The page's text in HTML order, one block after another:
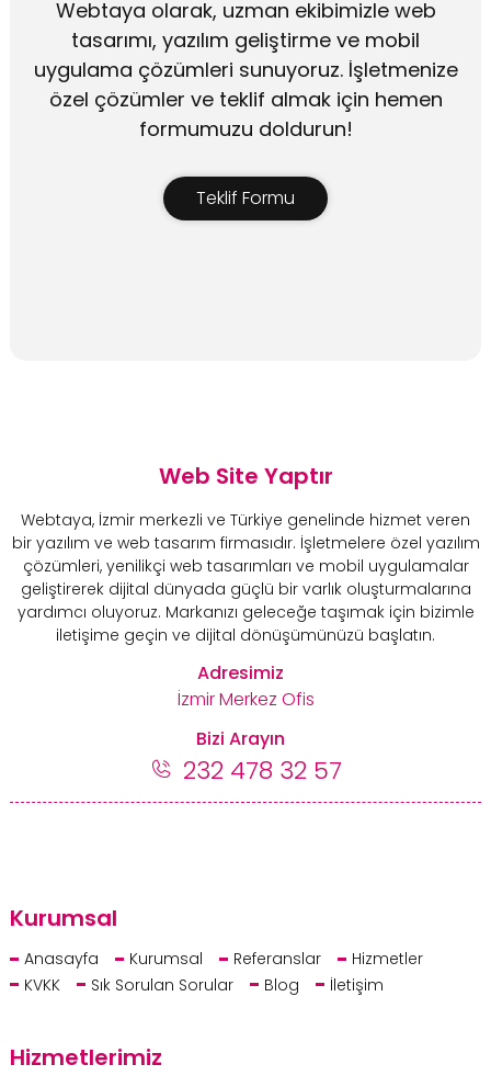
Webtaya olarak, uzman ekibimizle web
tasarımı, yazılım geliştirme ve mobil
uygulama çözümleri sunuyoruz. İşletmenize
özel çözümler ve teklif almak için hemen
formumuzu doldurun!
Teklif Formu
Kurumsal
Anasayfa Kurumsal Referanslar
Hizmetler
KVKK
Sık Sorulan Sorular Blog İletişim
Hizmetlerimiz
Web Site Yaptır
Webtaya, İzmir merkezli ve Türkiye genelinde hizmet veren
bir yazılım ve web tasarım firmasıdır. İşletmelere özel yazılım
çözümleri, yenilikçi web tasarımları ve mobil uygulamalar
geliştirerek dijital dünyada güçlü bir varlık oluşturmalarına
yardımcı oluyoruz. Markanızı geleceğe taşımak için bizimle
iletişime geçin ve dijital dönüşümünüzü başlatın.
Adresimiz
İzmir Merkez Ofis
Bizi Arayın
232 478 32 57